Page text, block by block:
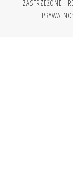
ZASTRZEŻONE.